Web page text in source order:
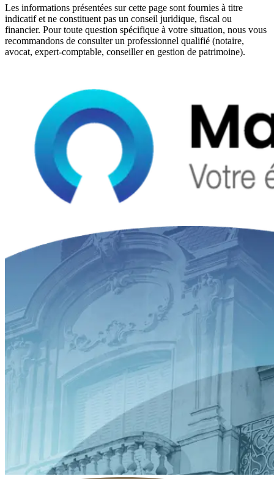
Les informations présentées sur cette page sont fournies à titre
indicatif et ne constituent pas un conseil juridique, fiscal ou
financier. Pour toute question spécifique à votre situation, nous vous
recommandons de consulter un professionnel qualifié (notaire,
avocat, expert-comptable, conseiller en gestion de patrimoine).